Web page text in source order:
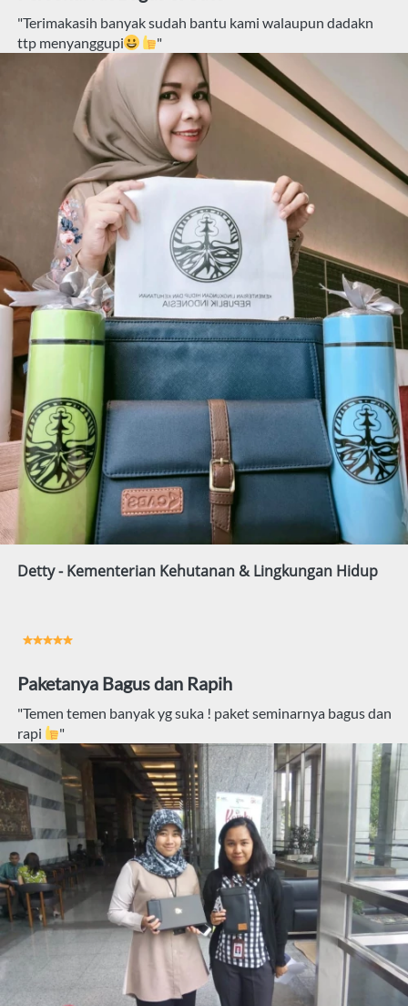
"Terimakasih banyak sudah bantu kami walaupun dadakn
ttp menyanggupi
"
Detty - Kementerian Kehutanan & Lingkungan Hidup
Paketanya Bagus dan Rapih
"Temen temen banyak yg suka ! paket seminarnya bagus dan
rapi
"